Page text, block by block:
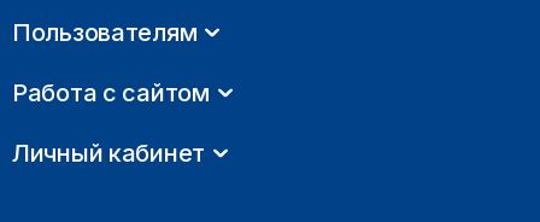
Пользователям
Работа с сайтом
Личный кабинет